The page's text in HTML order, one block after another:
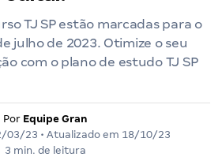
TJ SP estão marcadas para o
julho de 2023. Otimize o seu
com o plano de estudo TJ SP
Por Equipe Gran
03/23 • Atualizado em 18/10/23
3 min. de leitura